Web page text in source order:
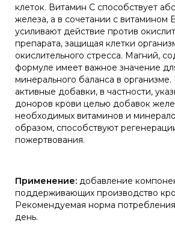
клеток. Витамин С способствует
железа, а в сочетании с витамином
усиливают действие против
препарата, защищая клетки
окислительного стресса. Магний,
формуле имеет важное значение
минерального баланса в
активные добавки, в частности,
доноров крови целью добавок
необходимых витаминов и
образом, способствуют
пожертвования.
Применение: добавление
поддерживающих производство
Рекомендуемая норма
день.